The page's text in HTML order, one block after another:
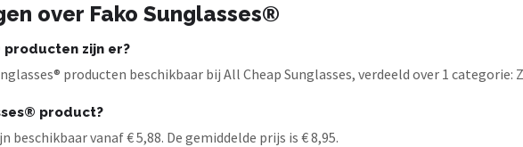
over Fako Sunglasses®
producten zijn er?
producten beschikbaar bij All Cheap Sunglasses, verdeeld over 1 categorie:
product?
beschikbaar vanaf € 5,88. De gemiddelde prijs is € 8,95.